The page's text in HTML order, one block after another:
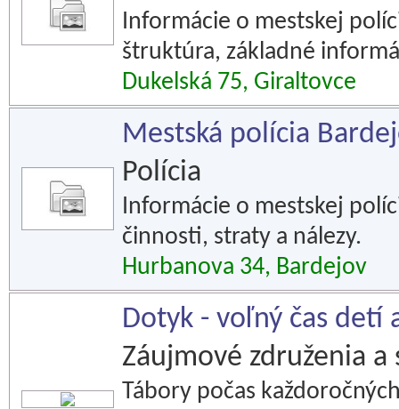
Informácie o mestskej
štruktúra, základné
Dukelská 75, Giraltovce
Mestská polícia
Polícia
Informácie o mestskej
činnosti, straty a nálezy.
Hurbanova 34, Bardejov
Dotyk - voľný čas detí
Záujmové združenia a
Tábory počas